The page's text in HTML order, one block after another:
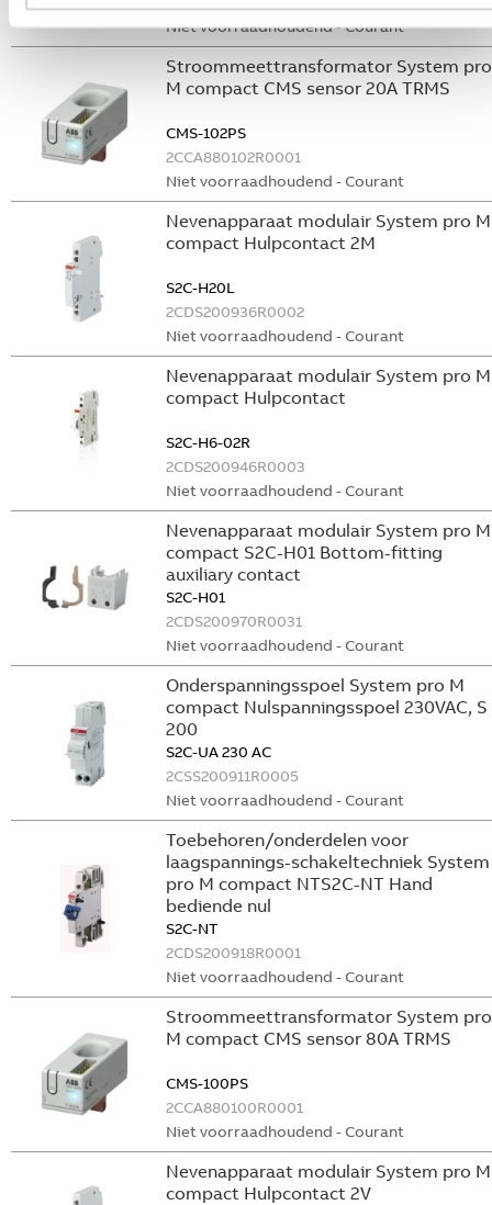
Niet voorraadhoudend - Courant
Stroommeettransformator System pro
M compact CMS sensor 20A TRMS
CMS-102PS
2CCA880102R0001
Niet voorraadhoudend - Courant
Nevenapparaat modulair System pro M
compact Hulpcontact 2M
S2C-H20L
2CDS200936R0002
Niet voorraadhoudend - Courant
Nevenapparaat modulair System pro M
compact Hulpcontact
S2C-H6-02R
2CDS200946R0003
Niet voorraadhoudend - Courant
Nevenapparaat modulair System pro M
compact S2C-H01 Bottom-fitting
auxiliary contact
S2C-H01
2CDS200970R0031
Niet voorraadhoudend - Courant
Onderspanningsspoel System pro M
compact Nulspanningsspoel 230VAC, S
200
S2C-UA 230 AC
2CSS200911R0005
Niet voorraadhoudend - Courant
Toebehoren/onderdelen voor
laagspannings-schakeltechniek System
pro M compact NTS2C-NT Hand
bediende nul
S2C-NT
2CDS200918R0001
Niet voorraadhoudend - Courant
Stroommeettransformator System pro
M compact CMS sensor 80A TRMS
CMS-100PS
2CCA880100R0001
Niet voorraadhoudend - Courant
Nevenapparaat modulair System pro M
compact Hulpcontact 2V